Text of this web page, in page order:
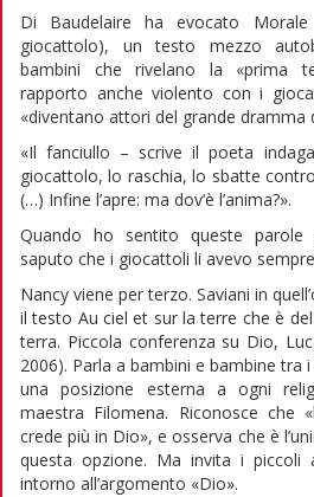
Di Baudelaire ha evocato
giocattolo), un testo mezzo
bambini che rivelano la «prima
rapporto anche violento con i
«diventano attori del grande dramma
«Il fanciullo – scrive il poeta
giocattolo, lo raschia, lo sbatte
(…) Infine l’apre: ma dov’è l’anima?».
Quando ho sentito queste
saputo che i giocattoli li avevo
Nancy viene per terzo. Saviani in
il testo Au ciel et sur la terre che è
terra. Piccola conferenza su Dio,
2006). Parla a bambini e bambine tra
una posizione esterna a ogni
maestra Filomena. Riconosce che
crede più in Dio», e osserva che è
questa opzione. Ma invita i
intorno all’argomento «Dio».